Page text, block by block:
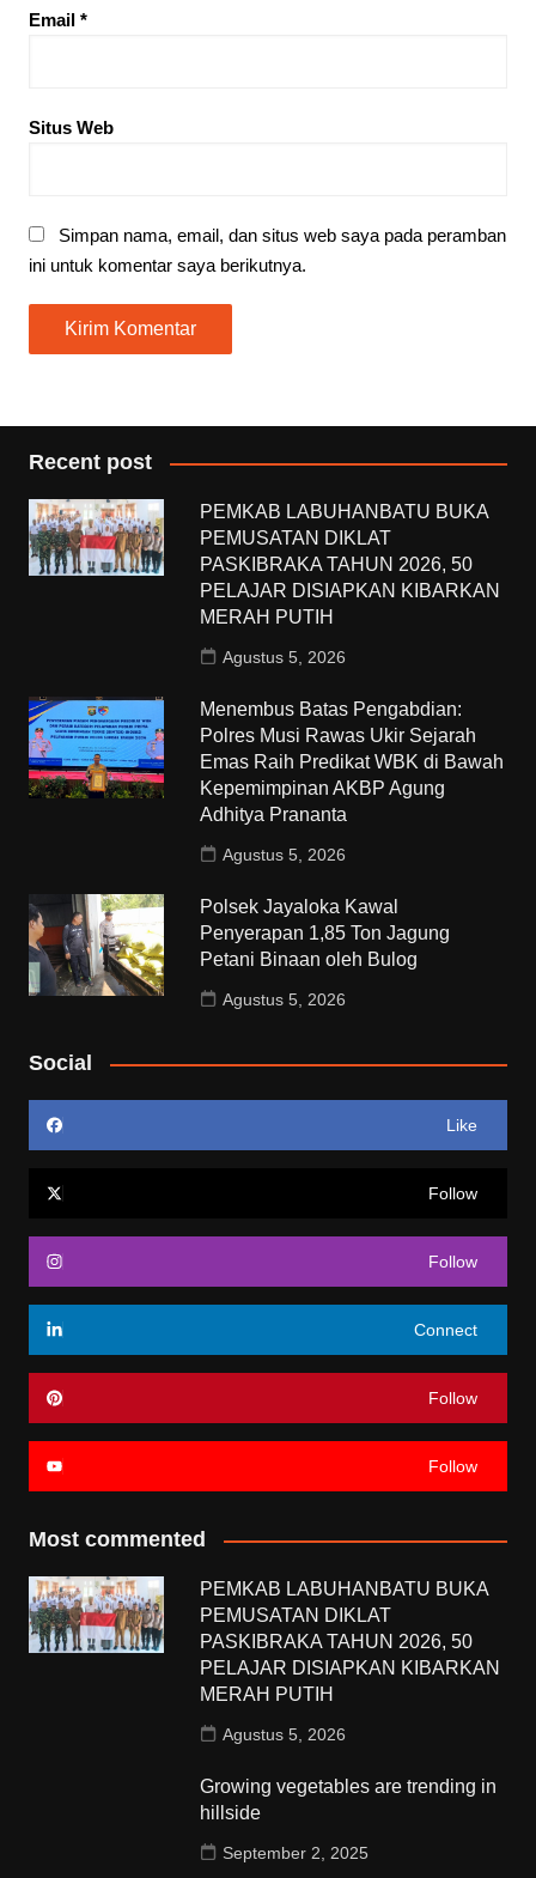
Email *
Situs Web
Simpan nama, email, dan situs web saya pada peramban
ini untuk komentar saya berikutnya.
Recent post
PEMKAB LABUHANBATU BUKA
PEMUSATAN DIKLAT
PASKIBRAKA TAHUN 2026, 50
PELAJAR DISIAPKAN KIBARKAN
MERAH PUTIH
Agustus 5, 2026
Menembus Batas Pengabdian:
Polres Musi Rawas Ukir Sejarah
Emas Raih Predikat WBK di Bawah
Kepemimpinan AKBP Agung
Adhitya Prananta
Agustus 5, 2026
Polsek Jayaloka Kawal
Penyerapan 1,85 Ton Jagung
Petani Binaan oleh Bulog
Agustus 5, 2026
Social
Like
Follow
Follow
Connect
Follow
Follow
Most commented
PEMKAB LABUHANBATU BUKA
PEMUSATAN DIKLAT
PASKIBRAKA TAHUN 2026, 50
PELAJAR DISIAPKAN KIBARKAN
MERAH PUTIH
Agustus 5, 2026
Growing vegetables are trending in
hillside
September 2, 2025